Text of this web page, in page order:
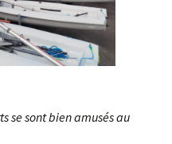
se sont bien amusés au